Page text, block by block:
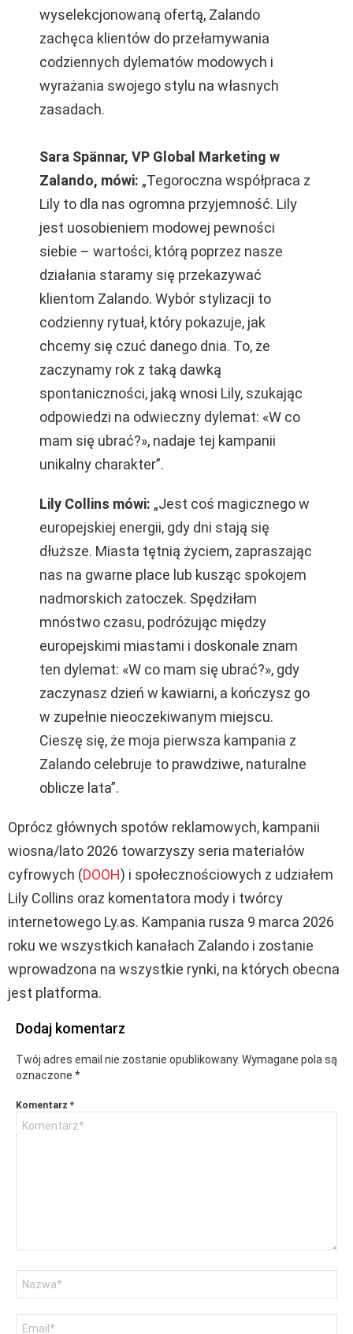
wyselekcjonowaną ofertą, Zalando
zachęca klientów do przełamywania
codziennych dylematów modowych i
wyrażania swojego stylu na własnych
zasadach.
Sara Spännar, VP Global Marketing w
Zalando, mówi: „Tegoroczna współpraca z
Lily to dla nas ogromna przyjemność. Lily
jest uosobieniem modowej pewności
siebie – wartości, którą poprzez nasze
działania staramy się przekazywać
klientom Zalando. Wybór stylizacji to
codzienny rytuał, który pokazuje, jak
chcemy się czuć danego dnia. To, że
zaczynamy rok z taką dawką
spontaniczności, jaką wnosi Lily, szukając
odpowiedzi na odwieczny dylemat: «W co
mam się ubrać?», nadaje tej kampanii
unikalny charakter”.
Lily Collins mówi: „Jest coś magicznego w
europejskiej energii, gdy dni stają się
dłuższe. Miasta tętnią życiem, zapraszając
nas na gwarne place lub kusząc spokojem
nadmorskich zatoczek. Spędziłam
mnóstwo czasu, podróżując między
europejskimi miastami i doskonale znam
ten dylemat: «W co mam się ubrać?», gdy
zaczynasz dzień w kawiarni, a kończysz go
w zupełnie nieoczekiwanym miejscu.
Cieszę się, że moja pierwsza kampania z
Zalando celebruje to prawdziwe, naturalne
oblicze lata”.
Oprócz głównych spotów reklamowych, kampanii
wiosna/lato 2026 towarzyszy seria materiałów
cyfrowych (DOOH) i społecznościowych z udziałem
Lily Collins oraz komentatora mody i twórcy
internetowego Ly.as. Kampania rusza 9 marca 2026
roku we wszystkich kanałach Zalando i zostanie
wprowadzona na wszystkie rynki, na których obecna
jest platforma.
Dodaj komentarz
Twój adres email nie zostanie opublikowany. Wymagane pola są
oznaczone *
Komentarz *